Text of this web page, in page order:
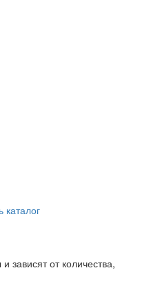
каталог
зависят от количества,